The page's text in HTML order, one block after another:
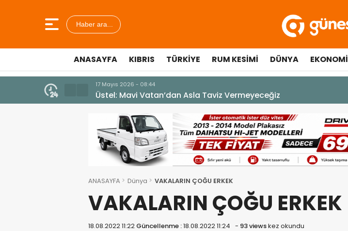
Haber ara...
ANASAYFA KIBRIS TÜRKIYE RUM KESIMI DÜNYA EKONOMI
7 Ağustos 2026 - 12:36
ÜSTEL: “ERENKÖY RUHU SONSUZA DEK YAŞAYACAK”
ANASAYFA Dünya VAKALARIN ÇOĞU ERKEK
VAKALARIN ÇOĞU ERKEK
18.08.2022 11:22 Güncellenme :18.08.2022 11:24 - 93 viewskez okundu